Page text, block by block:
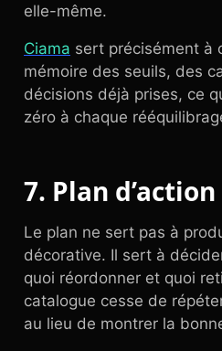
elle-même.
Ciama sert précisément à
mémoire des seuils, des
décisions déjà prises, ce
zéro à chaque
7. Plan
Le plan ne sert pas à
décorative. Il sert à
quoi réordonner et quoi
catalogue cesse de
au lieu de montrer la